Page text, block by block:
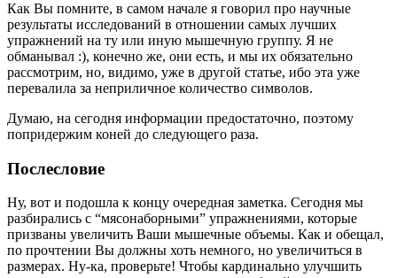
Как Вы помните, в самом начале я говорил про научные
результаты исследований в отношении самых лучших
упражнений на ту или иную мышечную группу. Я не
обманывал :), конечно же, они есть, и мы их обязательно
рассмотрим, но, видимо, уже в другой статье, ибо эта уже
перевалила за неприличное количество символов.
Думаю, на сегодня информации предостаточно, поэтому
попридержим коней до следующего раза.
Послесловие
Ну, вот и подошла к концу очередная заметка. Сегодня мы
разбирались с “мясонаборными” упражнениями, которые
призваны увеличить Ваши мышечные объемы. Как и обещал,
по прочтении Вы должны хоть немного, но увеличиться в
размерах. Ну-ка, проверьте! Чтобы кардинально улучшить